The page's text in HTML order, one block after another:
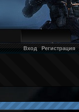
Вход Регистрация